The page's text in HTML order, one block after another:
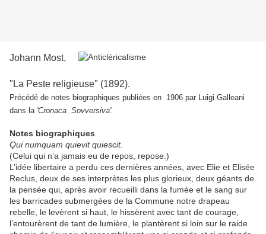
Johann Most,
"La Peste religieuse" (1892).
Précédé de notes biographiques publiées en 1906 par Luigi Galleani
dans la 'Cronaca Sovversiva'.
Notes biographiques
Qui numquam quievit quiescit.
(Celui qui n’a jamais eu de repos, repose.)
L’idée libertaire a perdu ces dernières années, avec Elie et Elisée
Reclus, deux de ses interprètes les plus glorieux, deux géants de
la pensée qui, après avoir recueilli dans la fumée et le sang sur
les barricades submergées de la Commune notre drapeau
rebelle, le levèrent si haut, le hissèrent avec tant de courage,
l’entourèrent de tant de lumière, le plantèrent si loin sur le raide